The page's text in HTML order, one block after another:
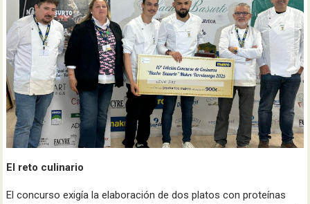
El reto culinario
El concurso exigía la elaboración de dos platos con proteínas